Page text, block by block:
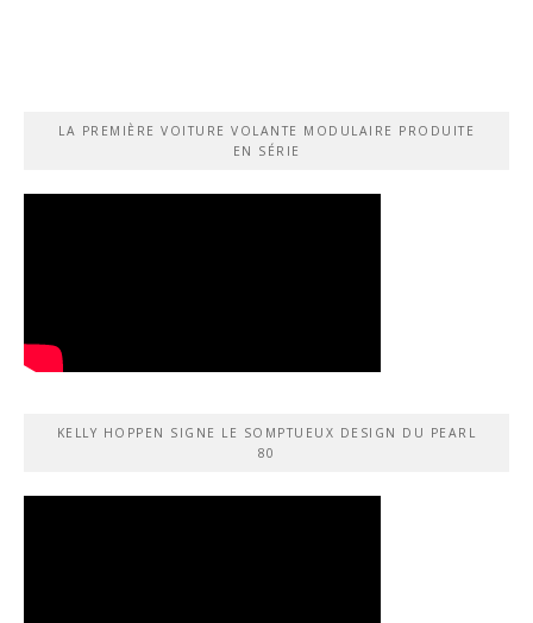
LA PREMIÈRE VOITURE VOLANTE MODULAIRE PRODUITE
EN SÉRIE
KELLY HOPPEN SIGNE LE SOMPTUEUX DESIGN DU PEARL
80